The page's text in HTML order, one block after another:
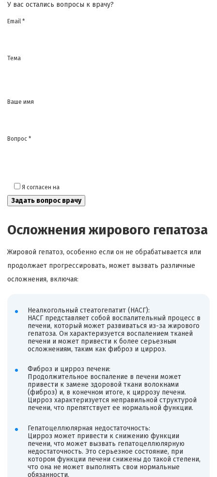
У вас остались вопросы к врачу?
Email *
Тема
Ваше имя
Вопрос *
Я согласен на
Осложнения жирового гепатоза
Жировой гепатоз, особенно если он не обрабатывается или
продолжает прогрессировать, может вызвать различные
осложнения, включая:
Неалкогольный стеатогепатит (НАСГ):
НАСГ представляет собой воспалительный процесс в
печени, который может развиваться из-за жирового
гепатоза. Он характеризуется воспалением тканей
печени и может привести к более серьезным
осложнениям, таким как фиброз и цирроз.
Фиброз и цирроз печени:
Продолжительное воспаление в печени может
привести к замене здоровой ткани волокнами
(фиброз) и, в конечном итоге, к циррозу печени.
Цирроз характеризуется неправильной структурой
печени, что препятствует ее нормальной функции.
Гепатоцеллюлярная недостаточность:
Цирроз может привести к снижению функции
печени, что может вызвать гепатоцеллюлярную
недостаточность. Это серьезное состояние, при
котором функции печени снижены до такой степени,
что она не может выполнять свои нормальные
обязанности.